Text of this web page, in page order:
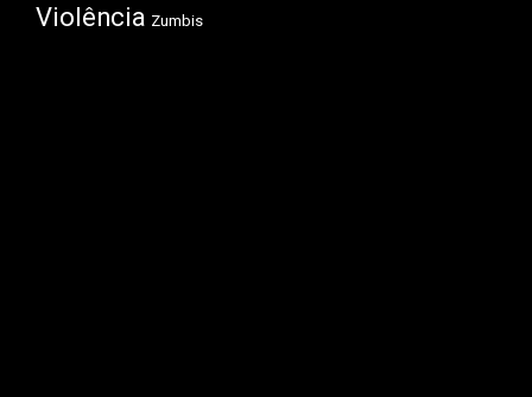
Violência Zumbis